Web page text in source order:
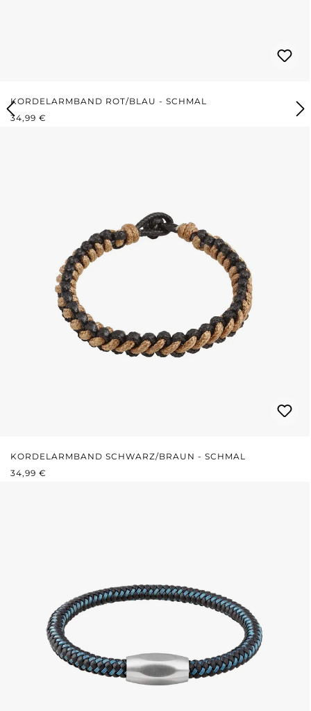
KORDELARMBAND ROT/BLAU - SCHMAL
REGULÄRER PREIS:
34,99 €
KORDELARMBAND SCHWARZ/BRAUN - SCHMAL
REGULÄRER PREIS:
34,99 €